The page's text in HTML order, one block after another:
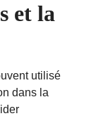
et la
utilisé
dans la